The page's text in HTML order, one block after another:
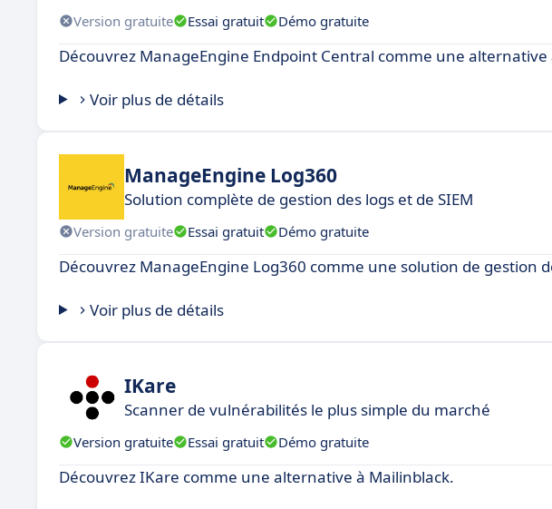
Version gratuite Essai gratuit Démo gratuite
Découvrez ManageEngine Endpoint Central comme une alternative
Voir plus de détails
ManageEngine Log360
Solution complète de gestion des logs et de SIEM
Version gratuite Essai gratuit Démo gratuite
Découvrez ManageEngine Log360 comme une solution de gestion
Voir plus de détails
IKare
Scanner de vulnérabilités le plus simple du marché
Version gratuite Essai gratuit Démo gratuite
Découvrez IKare comme une alternative à Mailinblack.